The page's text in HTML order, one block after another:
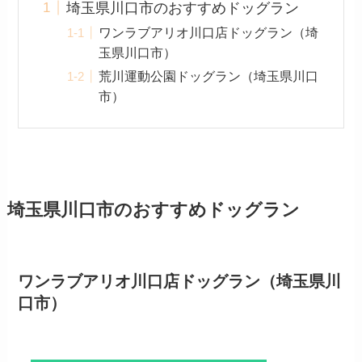
埼玉県川口市のおすすめドッグラン
ワンラブアリオ川口店ドッグラン（埼
玉県川口市）
荒川運動公園ドッグラン（埼玉県川口
市）
埼玉県川口市のおすすめドッグラン
ワンラブアリオ川口店ドッグラン（埼玉県川
口市）